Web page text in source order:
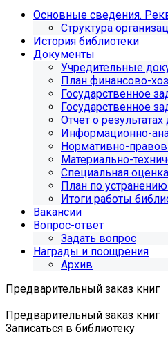
Основные сведения.
Структура
История библиотеки
Документы
Учредительные
План финансово-
Государственное
Государственное
Отчет о
Информационно-
Нормативно-
Материально-
Специальная
План по
Итоги работы
Вакансии
Вопрос-ответ
Задать вопрос
Награды и поощрения
Архив
Предварительный заказ книг
Предварительный заказ книг
Записаться в библиотеку